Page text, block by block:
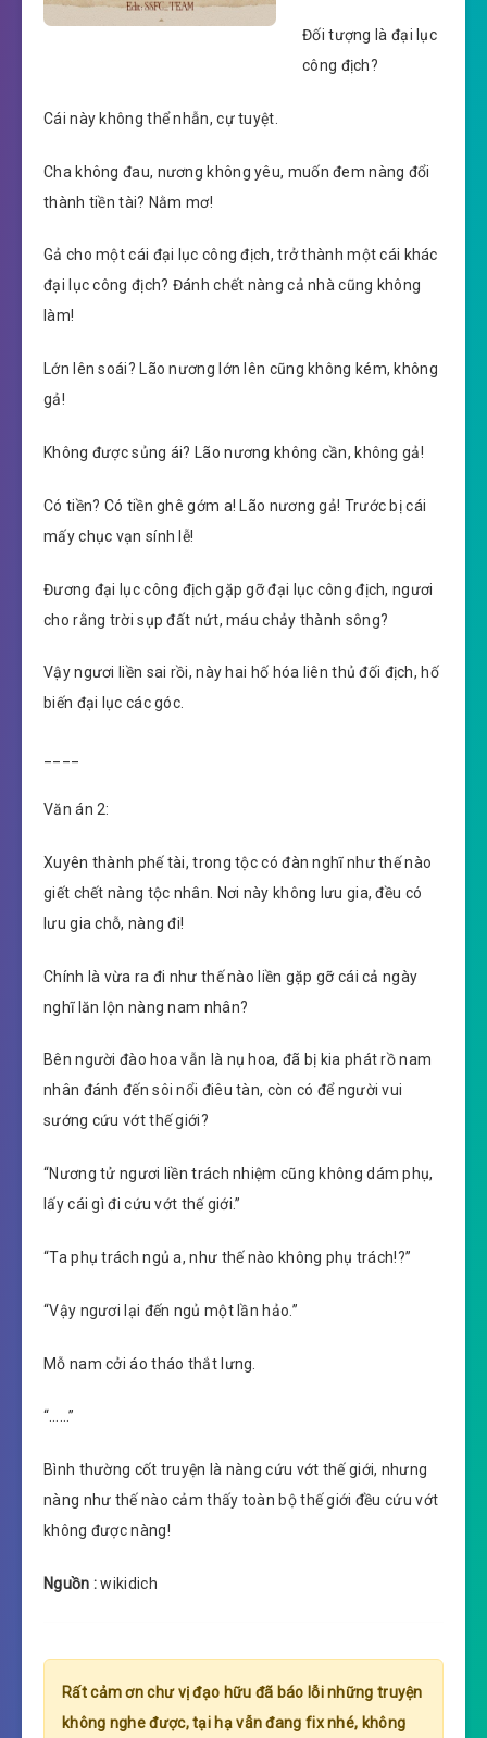
Đối tượng là đại lục
công địch?
Cái này không thể nhẫn, cự tuyệt.
Cha không đau, nương không yêu, muốn đem nàng đổi
thành tiền tài? Nằm mơ!
Gả cho một cái đại lục công địch, trở thành một cái khác
đại lục công địch? Đánh chết nàng cả nhà cũng không
làm!
Lớn lên soái? Lão nương lớn lên cũng không kém, không
gả!
Không được sủng ái? Lão nương không cần, không gả!
Có tiền? Có tiền ghê gớm a! Lão nương gả! Trước bị cái
mấy chục vạn sính lễ!
Đương đại lục công địch gặp gỡ đại lục công địch, ngươi
cho rằng trời sụp đất nứt, máu chảy thành sông?
Vậy ngươi liền sai rồi, này hai hố hóa liên thủ đối địch, hố
biến đại lục các góc.
Văn án 2:
Xuyên thành phế tài, trong tộc có đàn nghĩ như thế nào
giết chết nàng tộc nhân. Nơi này không lưu gia, đều có
lưu gia chỗ, nàng đi!
Chính là vừa ra đi như thế nào liền gặp gỡ cái cả ngày
nghĩ lăn lộn nàng nam nhân?
Bên người đào hoa vẫn là nụ hoa, đã bị kia phát rồ nam
nhân đánh đến sôi nổi điêu tàn, còn có để người vui
sướng cứu vớt thế giới?
“Nương tử ngươi liền trách nhiệm cũng không dám phụ,
lấy cái gì đi cứu vớt thế giới.”
“Ta phụ trách ngủ a, như thế nào không phụ trách!?”
“Vậy ngươi lại đến ngủ một lần hảo.”
Mỗ nam cởi áo tháo thắt lưng.
“……”
Bình thường cốt truyện là nàng cứu vớt thế giới, nhưng
nàng như thế nào cảm thấy toàn bộ thế giới đều cứu vớt
không được nàng!
Nguồn :wikidich
Rất cảm ơn chư vị đạo hữu đã báo lỗi những truyện
không nghe được, tại hạ vẫn đang fix nhé, không